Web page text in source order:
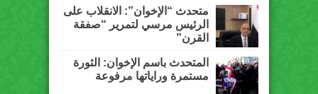
متحدث “الإخوان”: الانقلاب على
الرئيس مرسي لتمرير “صفقة
القرن”
المتحدث باسم الإخوان: الثورة
مستمرة وراياتها مرفوعة